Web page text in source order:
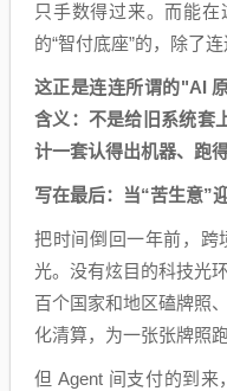
只手数得过来。而能
的“智付底座”的，除了
这正是连连所谓的"AI
含义：不是给旧系统套
计一套认得出机器、跑
写在最后：当“苦生意”
把时间倒回一年前，跨
光。没有炫目的科技光
百个国家和地区磕牌照
化清算，为一张张牌照
但 Agent 间支付的到